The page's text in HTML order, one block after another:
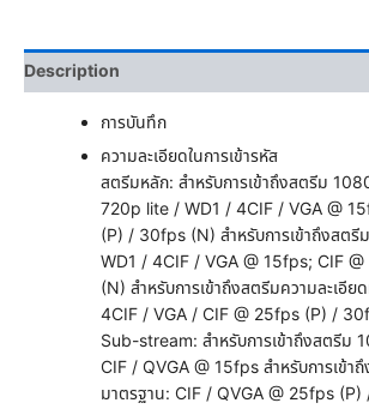
Description
การบันทึก
ความละเอียดในการเข้ารหัส
สตรีมหลัก: สำหรับการเข้าถึงสตรีม
720p lite / WD1 / 4CIF / VGA @
(P) / 30fps (N) สำหรับการเข้าถึงสต
WD1 / 4CIF / VGA @ 15fps; CIF
(N) สำหรับการเข้าถึงสตรีมความละเอีย
4CIF / VGA / CIF @ 25fps (P) /
Sub-stream: สำหรับการเข้าถึงสตรีม
CIF / QVGA @ 15fps สำหรับการเข้า
มาตรฐาน: CIF / QVGA @ 25fps